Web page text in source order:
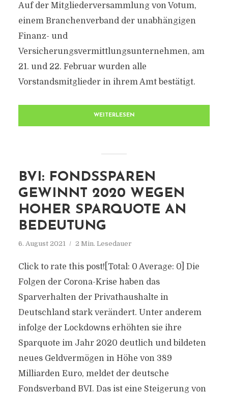
Auf der Mitgliederversammlung von Votum,
einem Branchenverband der unabhängigen
Finanz- und
Versicherungsvermittlungsunternehmen, am
21. und 22. Februar wurden alle
Vorstandsmitglieder in ihrem Amt bestätigt.
WEITERLESEN
BVI: FONDSSPAREN
GEWINNT 2020 WEGEN
HOHER SPARQUOTE AN
BEDEUTUNG
6. August 2021 2 Min. Lesedauer
Click to rate this post![Total: 0 Average: 0] Die
Folgen der Corona-Krise haben das
Sparverhalten der Privathaushalte in
Deutschland stark verändert. Unter anderem
infolge der Lockdowns erhöhten sie ihre
Sparquote im Jahr 2020 deutlich und bildeten
neues Geldvermögen in Höhe von 389
Milliarden Euro, meldet der deutsche
Fondsverband BVI. Das ist eine Steigerung von